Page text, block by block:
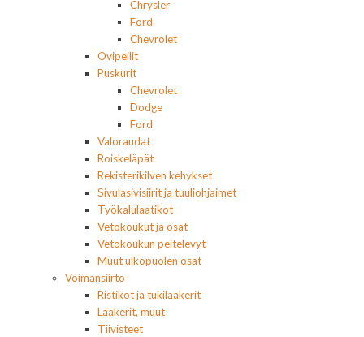
Chrysler
Ford
Chevrolet
Ovipeilit
Puskurit
Chevrolet
Dodge
Ford
Valoraudat
Roiskeläpät
Rekisterikilven kehykset
Sivulasivisiirit ja tuuliohjaimet
Työkalulaatikot
Vetokoukut ja osat
Vetokoukun peitelevyt
Muut ulkopuolen osat
Voimansiirto
Ristikot ja tukilaakerit
Laakerit, muut
Tiivisteet